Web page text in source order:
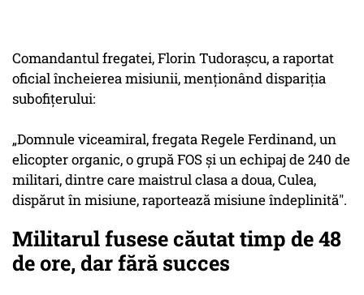
Comandantul fregatei, Florin Tudorașcu, a raportat
oficial încheierea misiunii, menționând dispariția
subofițerului:
„Domnule viceamiral, fregata Regele Ferdinand, un
elicopter organic, o grupă FOS și un echipaj de 240 de
militari, dintre care maistrul clasa a doua, Culea,
dispărut în misiune, raportează misiune îndeplinită".
Militarul fusese căutat timp de 48
de ore, dar fără succes